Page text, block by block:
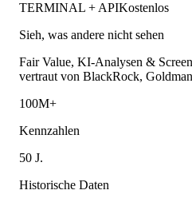
TERMINAL + APIKostenlos
Sieh, was andere nicht sehen
Fair Value, KI-Analysen &
vertraut von BlackRock,
100M+
Kennzahlen
50 J.
Historische Daten